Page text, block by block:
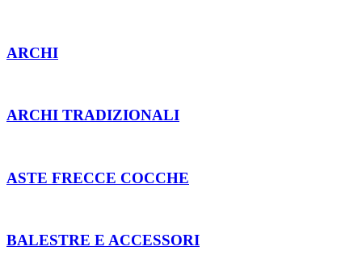
ARCHI
ARCHI TRADIZIONALI
ASTE FRECCE COCCHE
BALESTRE E ACCESSORI